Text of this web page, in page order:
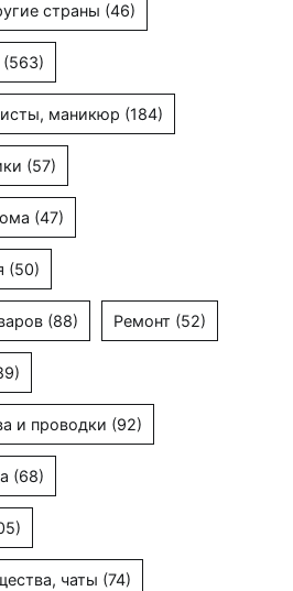
страны (46)
(563)
маникюр (184)
(57)
(47)
(50)
(88) Ремонт (52)
и проводки (92)
(68)
чаты (74)